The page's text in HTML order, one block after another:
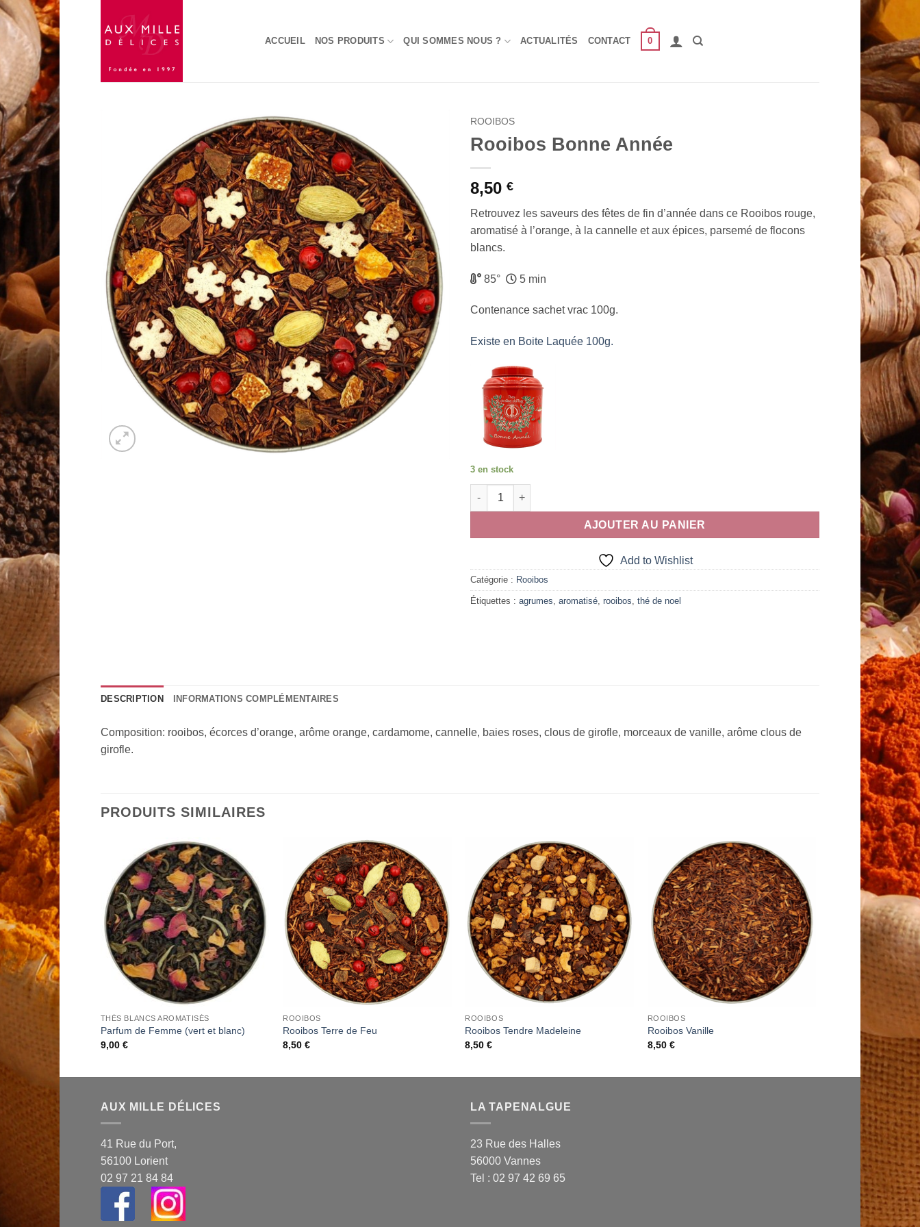
Passer
au
contenu
ACCUEIL NOS PRODUITS QUI SOMMES NOUS ? ACTUALITÉS CONTACT 0
ROOIBOS
Rooibos Bonne Année
8,50 €
Retrouvez les saveurs des fêtes de fin d’année dans ce Rooibos rouge,
aromatisé à l’orange, à la cannelle et aux épices, parsemé de flocons
blancs.
85° 5 min
Contenance sachet vrac 100g.
Existe en Boite Laquée 100g.
3 en stock
quantité de Rooibos Bonne Année
AJOUTER AU PANIER
Add to Wishlist
Catégorie : Rooibos
Étiquettes : agrumes, aromatisé, rooibos, thé de noel
DESCRIPTION INFORMATIONS COMPLÉMENTAIRES
Composition: rooibos, écorces d’orange, arôme orange, cardamome, cannelle, baies roses, clous de girofle, morceaux de vanille, arôme clous de
girofle.
PRODUITS SIMILAIRES
Add to
Wishlist
THÉS BLANCS AROMATISÉS
Parfum de Femme (vert et blanc)
9,00 €
Add to
Wishlist
ROOIBOS
Rooibos Terre de Feu
8,50€
Add to
Wishlist
ROOIBOS
Rooibos Tendre Madeleine
8,50€
Add to
Wishlist
ROOIBOS
Rooibos Vanille
8,50 €
Add to
Wishlist
AUX MILLE DÉLICES
41 Rue du Port,
56100 Lorient
02 97 21 84 84
LA TAPENALGUE
23 Rue des Halles
56000 Vannes
Tel : 02 97 42 69 65